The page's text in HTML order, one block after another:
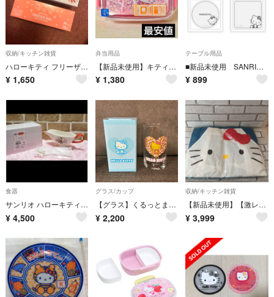
収納/キッチン雑貨
ハローキティ フリーザーバッグ ジップロック ピンク🎀
¥ 1,650
弁当用品
【新品未使用】キティちゃん お弁当箱 ランチボックス サンリオ ハローキティ 日本製 122644
¥ 1,380
テーブル用品
■新品未使用 SANRIO サンリオ ハローキティ 珪藻土コースター 2点 セット コースター
¥ 899
食器
サンリオ ハローキティ ソースポット スプーン セット
¥ 4,500
グラス/カップ
【グラス】くるっとまわしてサマーチャレンジ！ Vivitix ハローキティ
¥ 2,200
収納/キッチン雑貨
【新品未使用】【激レア商品】Kittyちゃん♡エプロンとミトン
¥ 3,999